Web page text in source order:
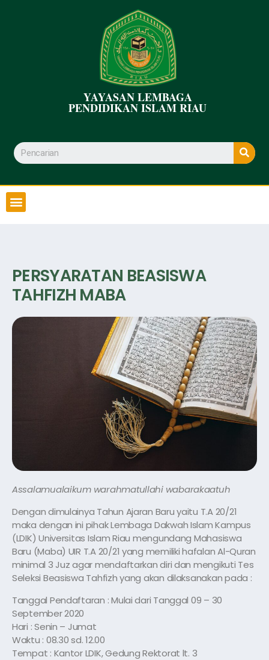
YAYASAN LEMBAGA
PENDIDIKAN ISLAM RIAU
PERSYARATAN BEASISWA
TAHFIZH MABA
Assalamualaikum warahmatullahi wabarakaatuh
Dengan dimulainya Tahun Ajaran Baru yaitu T.A 20/21
maka dengan ini pihak Lembaga Dakwah Islam Kampus
(LDIK) Universitas Islam Riau mengundang Mahasiswa
Baru (Maba) UIR T.A 20/21 yang memiliki hafalan Al-Quran
minimal 3 Juz agar mendaftarkan diri dan mengikuti Tes
Seleksi Beasiswa Tahfizh yang akan dilaksanakan pada :
Tanggal Pendaftaran : Mulai dari Tanggal 09 – 30
September 2020
Hari : Senin – Jumat
Waktu : 08.30 sd. 12.00
Tempat : Kantor LDIK, Gedung Rektorat lt. 3